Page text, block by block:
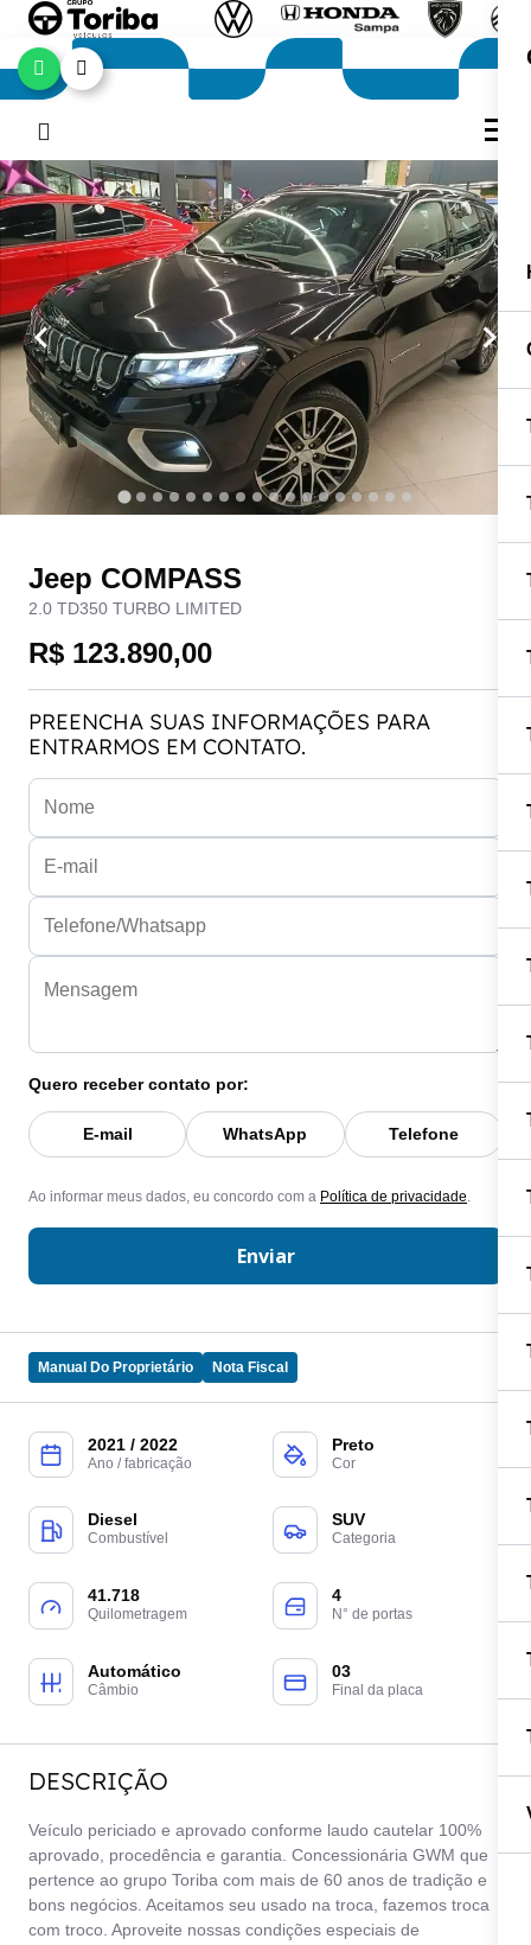
Manual Do Proprietário Nota Fiscal
2021 / 2022
Ano / fabricação
Preto
Cor
Diesel
Combustível
SUV
Categoria
41.718
Quilometragem
4
N° de portas
Automático
Câmbio
03
Final da placa
DESCRIÇÃO
Veículo periciado e aprovado conforme laudo cautelar 100%
aprovado, procedência e garantia. Concessionária GWM que
pertence ao grupo Toriba com mais de 60 anos de tradição e
bons negócios. Aceitamos seu usado na troca, fazemos troca
com troco. Aproveite nossas condições especiais de
Jeep COMPASS
2.0 TD350 TURBO LIMITED
R$ 123.890,00
PREENCHA SUAS INFORMAÇÕES PARA
ENTRARMOS EM CONTATO.
Quero receber contato por:
E-mail WhatsApp Telefone
Ao informar meus dados, eu concordo com a Política de privacidade
Enviar